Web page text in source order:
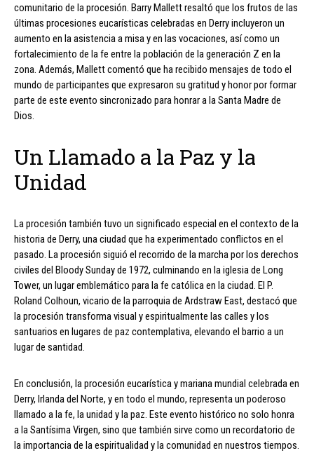
comunitario de la procesión. Barry Mallett resaltó que los frutos de las
últimas procesiones eucarísticas celebradas en Derry incluyeron un
aumento en la asistencia a misa y en las vocaciones, así como un
fortalecimiento de la fe entre la población de la generación Z en la
zona. Además, Mallett comentó que ha recibido mensajes de todo el
mundo de participantes que expresaron su gratitud y honor por formar
parte de este evento sincronizado para honrar a la Santa Madre de
Dios.
Un Llamado a la Paz y la
Unidad
La procesión también tuvo un significado especial en el contexto de la
historia de Derry, una ciudad que ha experimentado conflictos en el
pasado. La procesión siguió el recorrido de la marcha por los derechos
civiles del Bloody Sunday de 1972, culminando en la iglesia de Long
Tower, un lugar emblemático para la fe católica en la ciudad. El P.
Roland Colhoun, vicario de la parroquia de Ardstraw East, destacó que
la procesión transforma visual y espiritualmente las calles y los
santuarios en lugares de paz contemplativa, elevando el barrio a un
lugar de santidad.
En conclusión, la procesión eucarística y mariana mundial celebrada en
Derry, Irlanda del Norte, y en todo el mundo, representa un poderoso
llamado a la fe, la unidad y la paz. Este evento histórico no solo honra
a la Santísima Virgen, sino que también sirve como un recordatorio de
la importancia de la espiritualidad y la comunidad en nuestros tiempos.